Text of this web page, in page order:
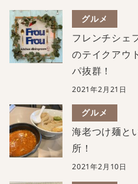
グルメ
フレンチシェ
のテイクアウ
パ抜群！
2021年2月21日
グルメ
海老つけ麺と
所！
2021年2月10日